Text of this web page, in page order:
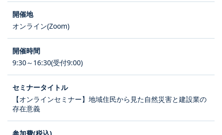
オンライン(Zoom)
9:30～16:30(受付9:00)
【オンラインセミナー】地域住民から見た自然災害と建設業の
存在意義